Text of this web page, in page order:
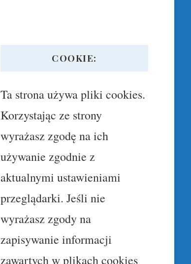
COOKIE:
Ta strona używa pliki cookies.
Korzystając ze strony
wyrażasz zgodę na ich
używanie zgodnie z
aktualnymi ustawieniami
przeglądarki. Jeśli nie
wyrażasz zgody na
zapisywanie informacji
zawartych w plikach cookies